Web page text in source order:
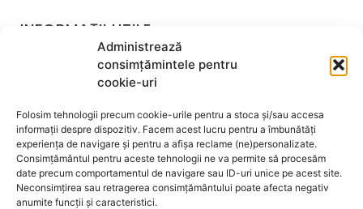
Administrează
consimțămintele pentru
cookie-uri
Folosim tehnologii precum cookie-urile pentru a stoca și/sau accesa
informații despre dispozitiv. Facem acest lucru pentru a îmbunătăți
experiența de navigare și pentru a afișa reclame (ne)personalizate.
Consimțământul pentru aceste tehnologii ne va permite să procesăm
date precum comportamentul de navigare sau ID-uri unice pe acest site.
Neconsimțirea sau retragerea consimțământului poate afecta negativ
anumite funcții și caracteristici.
INFORMAȚII UTILE
Politica programari si avans
Regulament Ordine Interioara
Contactează-ne
Despre noi
Termeni și condiții
Politica de confidențialitate
Politica de cookie-uri
Acord Informat Proceduri